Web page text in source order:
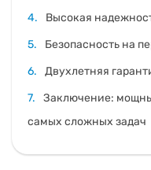
Высокая
Безопасность на
Двухлетняя
Заключение:
самых сложных задач